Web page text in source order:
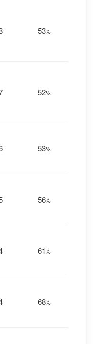
53%
52%
53%
56%
61%
68%